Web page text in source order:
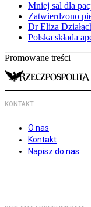
Mniej sal dla
Zatwierdzono
Dr Eliza
Polska składa
Promowane treści
KONTAKT
O nas
Kontakt
Napisz do nas